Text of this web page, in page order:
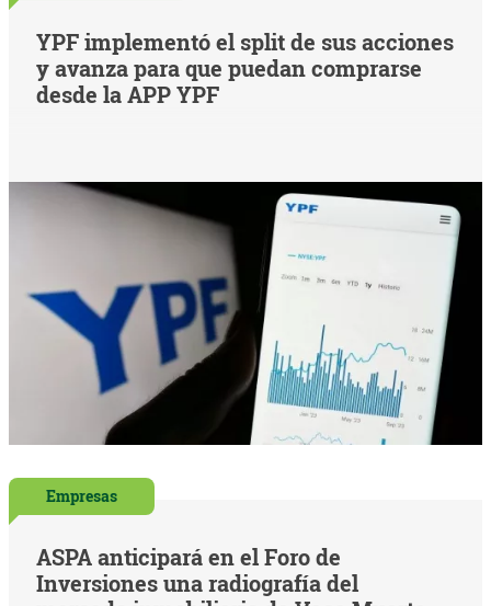
YPF implementó el split de sus acciones
y avanza para que puedan comprarse
desde la APP YPF
Empresas
ASPA anticipará en el Foro de
Inversiones una radiografía del